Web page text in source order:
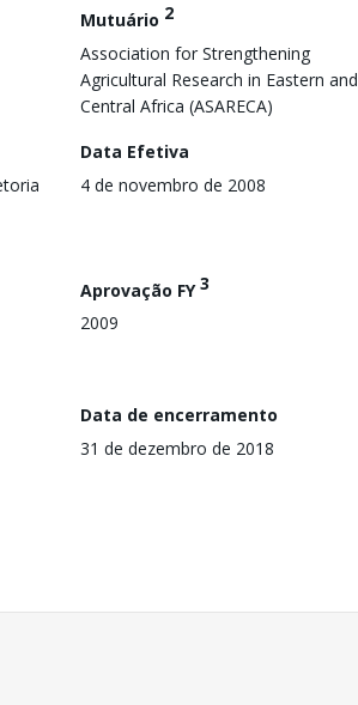
Mutuário 2
Association for Strengthening
Agricultural Research in Eastern and
Central Africa (ASARECA)
Data Efetiva
4 de novembro de 2008
Aprovação FY3
2009
Data de encerramento
31 de dezembro de 2018